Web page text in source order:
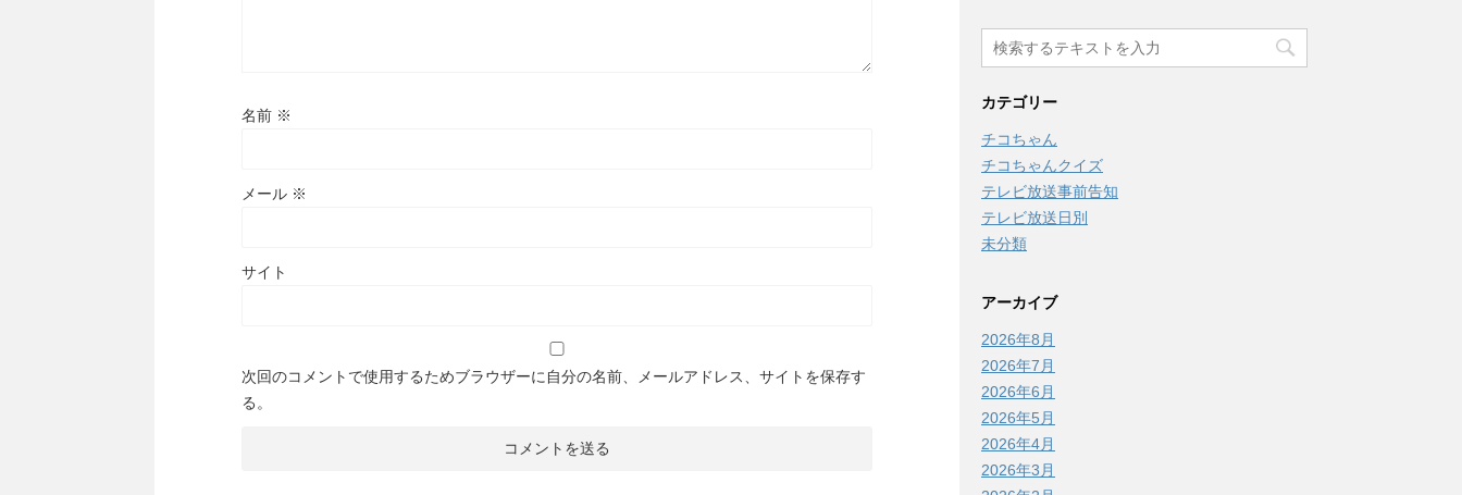
名前 ※
メール ※
サイト
次回のコメントで使用するためブラウザーに自分の名前、メールアドレス、サイトを保存す
る。
カテゴリー
チコちゃん
チコちゃんクイズ
テレビ放送事前告知
テレビ放送日別
未分類
アーカイブ
2026年8月
2026年7月
2026年6月
2026年5月
2026年4月
2026年3月